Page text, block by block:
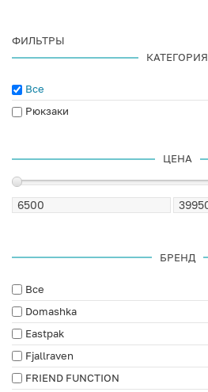
ФИЛЬТРЫ
КАТЕГОРИЯ
Все
Рюкзаки
ЦЕНА
БРЕНД
Все
Domashka
Eastpak
Fjallraven
FRIEND FUNCTION